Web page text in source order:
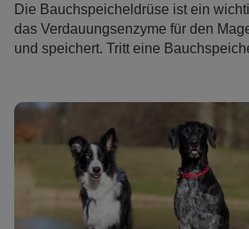
Die Bauchspeicheldrüse ist ein
das Verdauungsenzyme für den
und speichert. Tritt eine
folgenden Artikel alles, was Sie über
wissen müssen.